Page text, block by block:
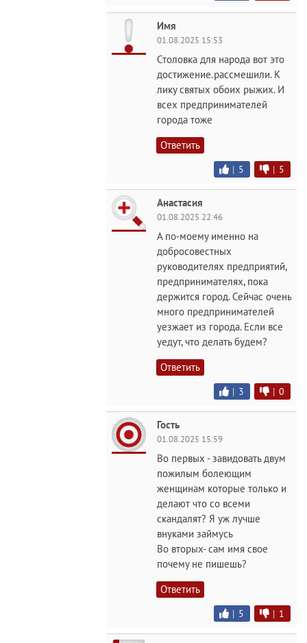
Имя
01.08.2025 15:53
Столовка для народа вот это
достижение.рассмешили. К
лику святых обоих рыжих. И
всех предпринимателей
города тоже
Ответить
| 5 | 5
Анастасия
01.08.2025 22:46
А по-моему именно на
добросовестных
руководителях предприятий,
предпринимателях, пока
держится город. Сейчас очень
много предпринимателей
уезжает из города. Если все
уедут, что делать будем?
Ответить
| 3 | 0
Гость
01.08.2025 15:59
Во первых - завидовать двум
пожилым болеющим
женщинам которые только и
делают что со всеми
скандалят? Я уж лучше
внуками займусь
Во вторых- сам имя свое
почему не пишешь?
Ответить
| 5 | 1